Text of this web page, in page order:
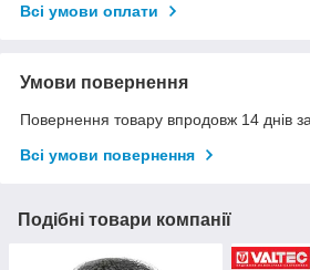
Всі умови оплати
Умови повернення
Повернення товару впродовж 14 днів
Всі умови повернення
Подібні товари компанії